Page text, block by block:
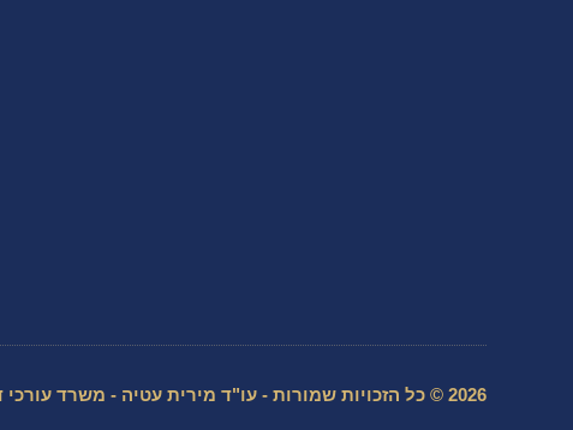
2026 © כל הזכויות שמורות - עו"ד מירית עטיה - משרד עורכי דין ונוטריון בראשון לציון